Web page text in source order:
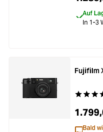
Zubehör
Loading...
Ferngläser
Second
Auf
In 1-3
Fujifilm
Bald